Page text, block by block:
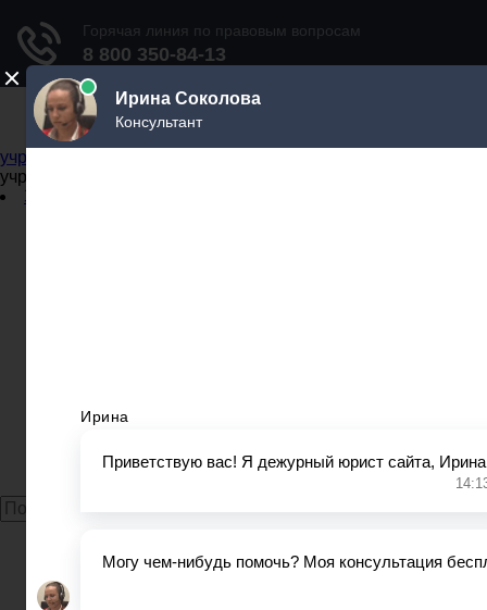
Не официальный справочник государственных
учреждений
учреждений
Задать вопрос юристу
Судебные приставы
Задать вопрос юристу
МВД и ОП Пензенская область